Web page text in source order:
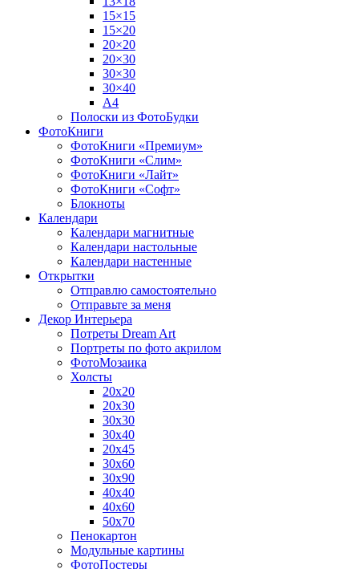
15×15
15×20
20×20
20×30
30×30
30×40
A4
Полоски из ФотоБудки
ФотоКниги
ФотоКниги «Премиум»
ФотоКниги «Слим»
ФотоКниги «Лайт»
ФотоКниги «Софт»
Блокноты
Календари
Календари магнитные
Календари настольные
Календари настенные
Открытки
Отправлю самостоятельно
Отправьте за меня
Декор Интерьера
Потреты Dream Art
Портреты по фото акрилом
ФотоМозаика
Холсты
20х20
20х30
30х30
30х40
20х45
30х60
30х90
40х40
40х60
50х70
Пенокартон
Модульные картины
ФотоПостеры